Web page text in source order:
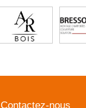
Contactez-nous